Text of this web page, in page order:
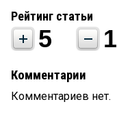
Рейтинг статьи
5 1
Комментарии
Комментариев нет.